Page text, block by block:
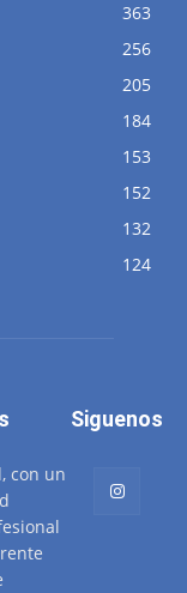
363
256
205
184
153
152
132
124
con un
Siguenos